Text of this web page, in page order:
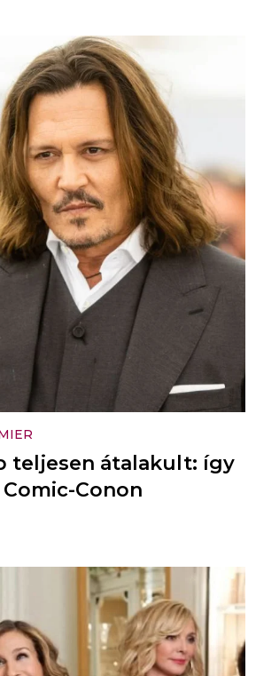
teljesen átalakult: így
Conon